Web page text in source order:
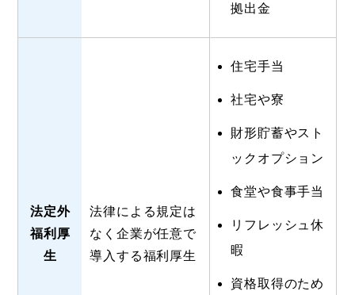
拠出金
法定外
福利厚
生
法律による規定は
なく企業が任意で
導入する福利厚生
住宅手当
社宅や寮
財形貯蓄やスト
ックオプション
食堂や食事手当
リフレッシュ休
暇
資格取得のため